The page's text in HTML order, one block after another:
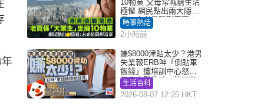
10物業 父母常喊窮生活
極慳 網民點出兩大隱
憂：未必是隱形富豪｜
Juicy叮
時事熱話
2小時前
嫌$8000津貼太少？港男
失業報ERB呻「倒貼車
飯錢」遭培訓中心怒轟
網民幽默教路：揀呢類
課程唔會蝕...
生活百科
2026-08-07 12:25 HKT